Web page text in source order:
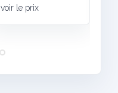
voir le prix